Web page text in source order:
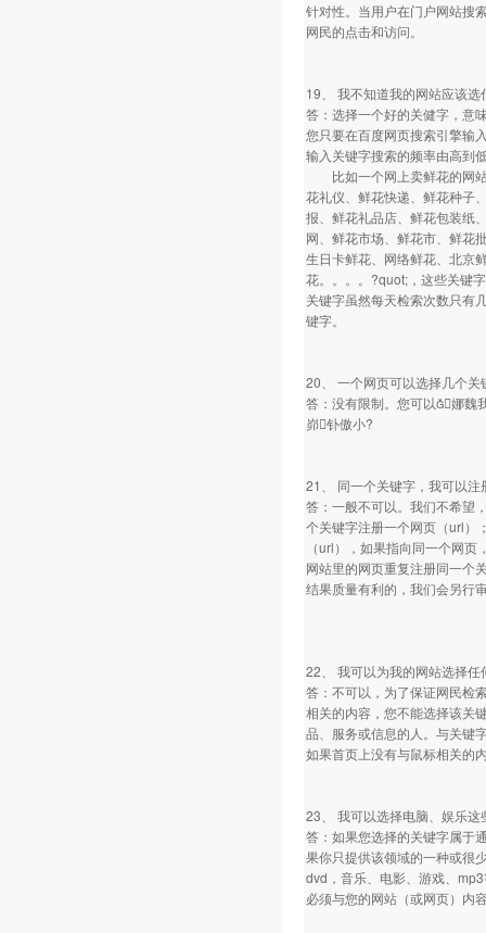
针对性。当用户在门户网站搜
网民的点击和访问。
19、 我不知道我的网站应该
答：选择一个好的关健字，意
您只要在百度网页搜索引擎输
输入关键字搜索的频率由高到
比如一个网上卖鲜花的网站
花礼仪、鲜花快递、鲜花种子
报、鲜花礼品店、鲜花包装纸
网、鲜花市场、鲜花市、鲜花
生日卡鲜花、网络鲜花、北京
花。。。。?quot;，这些关键
关键字虽然每天检索次数只有
键字。
20、 一个网页可以选择几个
答：没有限制。您可以娜
峁钋傲小?
21、 同一个关键字，我可以
答：一般不可以。我们不希望
个关键字注册一个网页（url）
（url），如果指向同一个网
网站里的网页重复注册同一个
结果质量有利的，我们会另行
22、 我可以为我的网站选择
答：不可以，为了保证网民检
相关的内容，您不能选择该关
品、服务或信息的人。与关键
如果首页上没有与鼠标相关的
23、 我可以选择电脑、娱乐
答：如果您选择的关键字属于
果你只提供该领域的一种或很
dvd，音乐、电影、游戏、
必须与您的网站（或网页）内